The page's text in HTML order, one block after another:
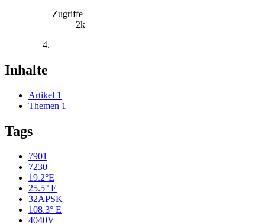
Zugriffe
2k
Inhalte
Artikel 1
Themen 1
Tags
7901
7230
19.2°E
25.5° E
32APSK
108.3° E
4040V